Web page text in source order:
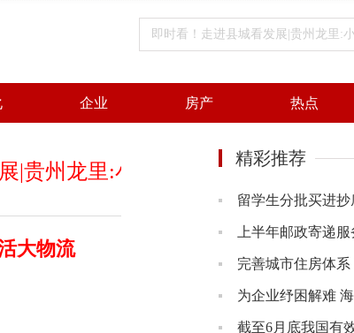
即时看！走进县城看发展|贵州龙里:
企业 房产 热点
贵州龙里:小县城激活大物流的所有
大物流
精彩推荐
留学生分批买进
英镑还会继续跌
上半年邮政寄递
成142.1亿件 同比
完善城市住房体
在享受公共服务
为企业纾困解难
返主要体现在四个
截至6月底我国有